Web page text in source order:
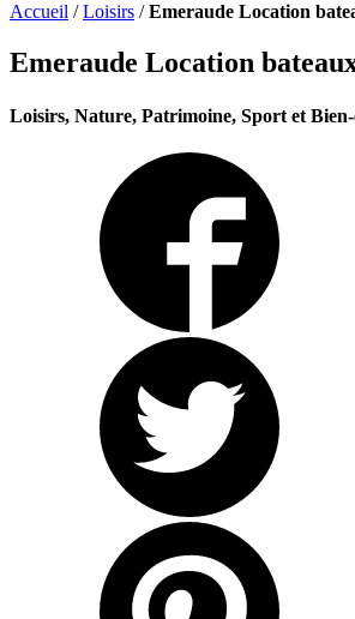
Accueil /Loisirs /Emeraude Location
Emeraude Location
Loisirs, Nature, Patrimoine, Sport et